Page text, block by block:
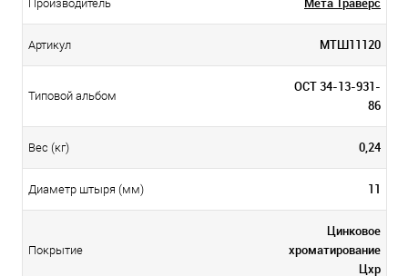
Производитель
Артикул МТШ11120
Типовой альбом
ОСТ 34-13-931-
86
Вес (кг) 0,24
Диаметр штыря (мм) 11
Покрытие
Цинковое
хроматирование
Цхр